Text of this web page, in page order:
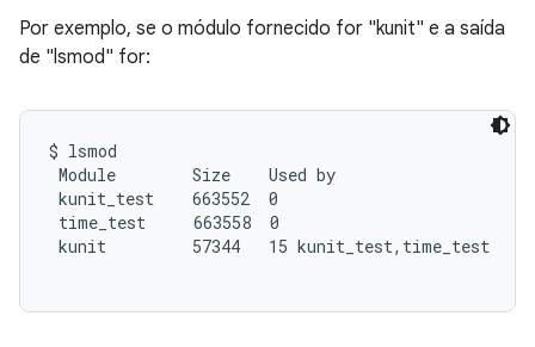
Por exemplo, se o módulo fornecido for "kunit" e a saída
de "lsmod" for:
$ lsmod
Module        Size    Used by
kunit_test    663552  0
time_test     663558  0
kunit         57344   15 kunit_test,time_test